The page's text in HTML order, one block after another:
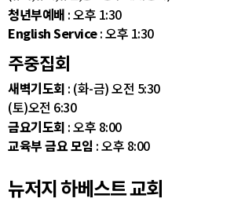
청년부예배 : 오후 1:30
English Service: 오후 1:30
주중집회
새벽기도회 : (화-금) 오전 5:30
(토)오전 6:30
금요기도회 : 오후 8:00
교육부 금요 모임 : 오후 8:00
뉴저지 하베스트 교회